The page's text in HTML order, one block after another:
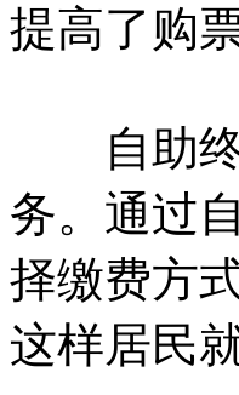
提高了购
自助终
务。通过
择缴费方
这样居民